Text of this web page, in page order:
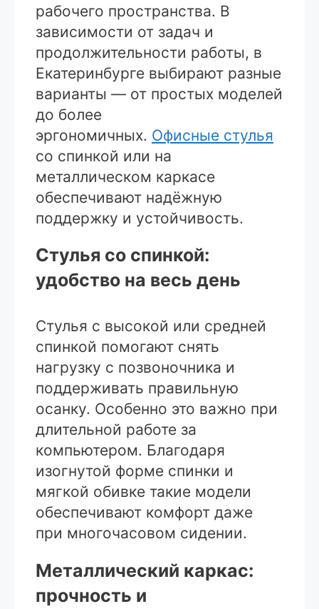
рабочего пространства. В
зависимости от задач и
продолжительности работы, в
Екатеринбурге выбирают разные
варианты — от простых моделей
до более
эргономичных. Офисные стулья
со спинкой или на
металлическом каркасе
обеспечивают надёжную
поддержку и устойчивость.
Стулья со спинкой:
удобство на весь день
Стулья с высокой или средней
спинкой помогают снять
нагрузку с позвоночника и
поддерживать правильную
осанку. Особенно это важно при
длительной работе за
компьютером. Благодаря
изогнутой форме спинки и
мягкой обивке такие модели
обеспечивают комфорт даже
при многочасовом сидении.
Металлический каркас:
прочность и